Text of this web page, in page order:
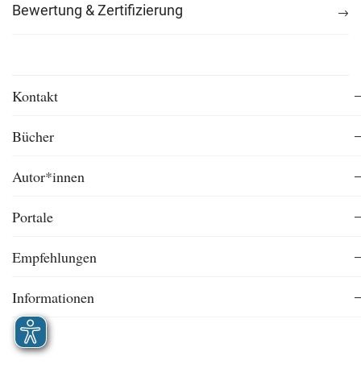
Bewertung & Zertifizierung
Kontakt
Bücher
Autor*innen
Portale
Empfehlungen
Informationen